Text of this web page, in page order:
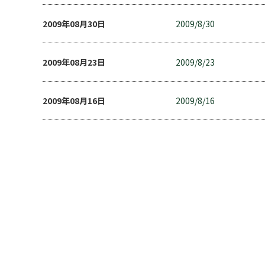
2009年08月30日 2009/8/30
2009年08月23日 2009/8/23
2009年08月16日 2009/8/16